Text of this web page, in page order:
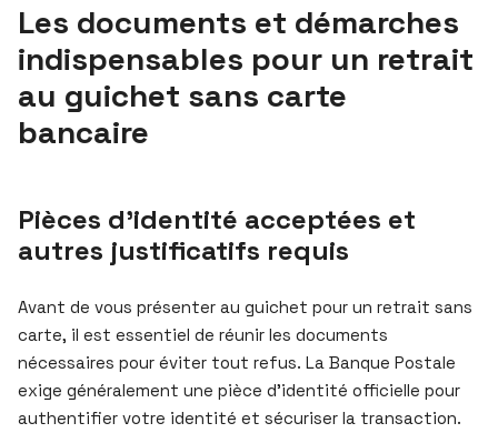
Les documents et démarches
indispensables pour un retrait
au guichet sans carte
bancaire
Pièces d’identité acceptées et
autres justificatifs requis
Avant de vous présenter au guichet pour un retrait sans
carte, il est essentiel de réunir les documents
nécessaires pour éviter tout refus. La Banque Postale
exige généralement une pièce d’identité officielle pour
authentifier votre identité et sécuriser la transaction.